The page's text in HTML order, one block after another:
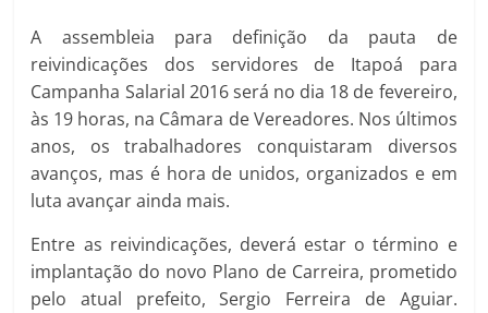
A assembleia para definição da pauta de
reivindicações dos servidores de Itapoá para
Campanha Salarial 2016 será no dia 18 de fevereiro,
às 19 horas, na Câmara de Vereadores. Nos últimos
anos, os trabalhadores conquistaram diversos
avanços, mas é hora de unidos, organizados e em
luta avançar ainda mais.
Entre as reivindicações, deverá estar o término e
implantação do novo Plano de Carreira, prometido
pelo atual prefeito, Sergio Ferreira de Aguiar.